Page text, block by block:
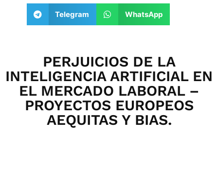
Telegram WhatsApp
PERJUICIOS DE LA
INTELIGENCIA ARTIFICIAL EN
EL MERCADO LABORAL –
PROYECTOS EUROPEOS
AEQUITAS Y BIAS.